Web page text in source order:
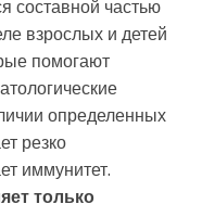
составной частью
взрослых и детей
помогают
определенных
резко
иммунитет.
только